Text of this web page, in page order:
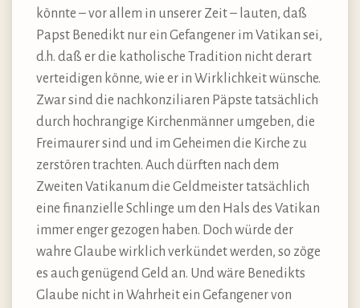
könnte – vor allem in unserer Zeit – lauten, daß
Papst Benedikt nur ein Gefangener im Vatikan sei,
d.h. daß er die katholische Tradition nicht derart
verteidigen könne, wie er in Wirklichkeit wünsche.
Zwar sind die nachkonziliaren Päpste tatsächlich
durch hochrangige Kirchenmänner umgeben, die
Freimaurer sind und im Geheimen die Kirche zu
zerstören trachten. Auch dürften nach dem
Zweiten Vatikanum die Geldmeister tatsächlich
eine finanzielle Schlinge um den Hals des Vatikan
immer enger gezogen haben. Doch würde der
wahre Glaube wirklich verkündet werden, so zöge
es auch genügend Geld an. Und wäre Benedikts
Glaube nicht in Wahrheit ein Gefangener von